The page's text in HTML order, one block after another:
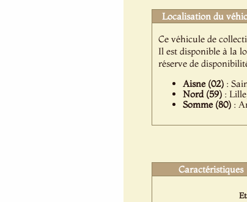
Localisation du
Ce véhicule de
Il est disponible à la
réserve de
Aisne (02):
Nord (59):
Somme (80):
Caractéristiques